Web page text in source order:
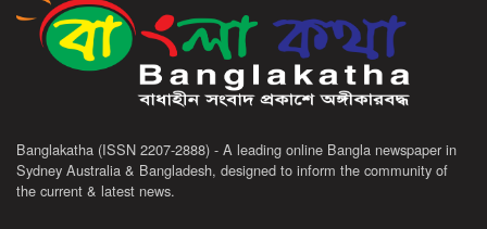
Banglakatha (ISSN 2207-2888) - A leading online Bangla newspaper in
Sydney Australia & Bangladesh, designed to inform the community of
the current & latest news.